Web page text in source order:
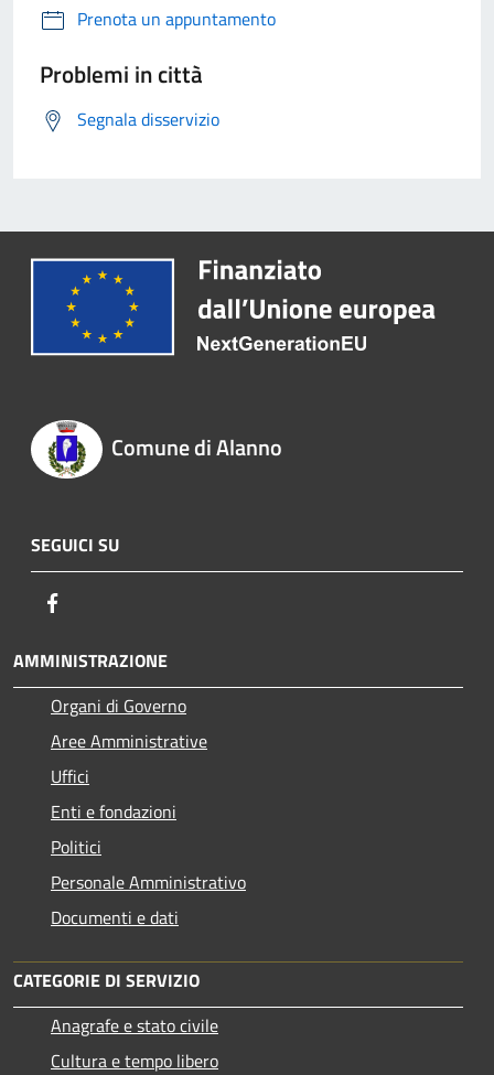
Prenota un appuntamento
Problemi in città
Segnala disservizio
Comune di Alanno
SEGUICI SU
AMMINISTRAZIONE
Organi di Governo
Aree Amministrative
Uffici
Enti e fondazioni
Politici
Personale Amministrativo
Documenti e dati
CATEGORIE DI SERVIZIO
Anagrafe e stato civile
Cultura e tempo libero